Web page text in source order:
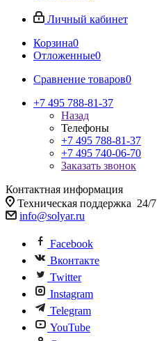
Личный кабинет
Корзина0
Отложенные0
Сравнение товаров0
+7 495 788-81-37
Назад
Телефоны
+7 495 788-81-37
+7 495 740-06-70
Заказать звонок
Контактная информация
Техническая поддержка 24/7
info@solyar.ru
Facebook
Вконтакте
Twitter
Instagram
Telegram
YouTube